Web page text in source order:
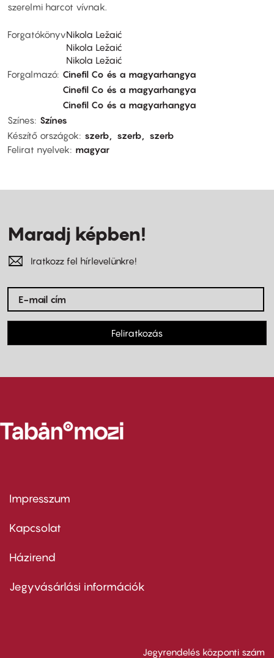
szerelmi harcot vívnak.
ForgatókönyvNikola Ležaić
Nikola Ležaić
Nikola Ležaić
Forgalmazó Cinefil Co és a magyarhangya
Cinefil Co és a magyarhangya
Cinefil Co és a magyarhangya
Színes Színes
Készítő országok
szerb szerb
szerb
Felirat nyelvek
magyar
Maradj képben!
Iratkozz fel hírlevelünkre!
Feliratkozás
Footer
first
Impresszum
Kapcsolat
Footer
second
Házirend
Jegyvásárlási információk
Jegyrendelés központi szám